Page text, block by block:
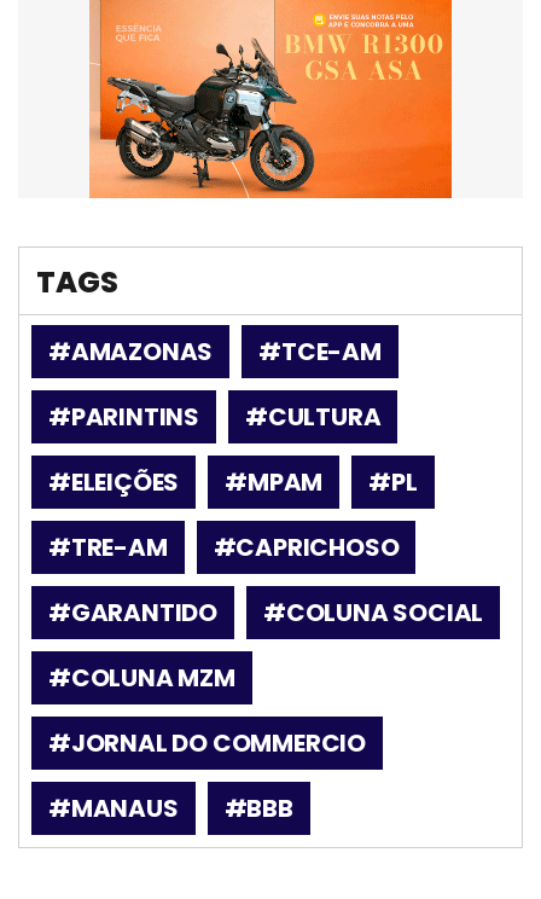
TAGS
#AMAZONAS
#TCE-AM
#PARINTINS
#CULTURA
#ELEIÇÕES
#MPAM
#PL
#TRE-AM
#CAPRICHOSO
#GARANTIDO
#COLUNA SOCIAL
#COLUNA MZM
#JORNAL DO COMMERCIO
#MANAUS
#BBB